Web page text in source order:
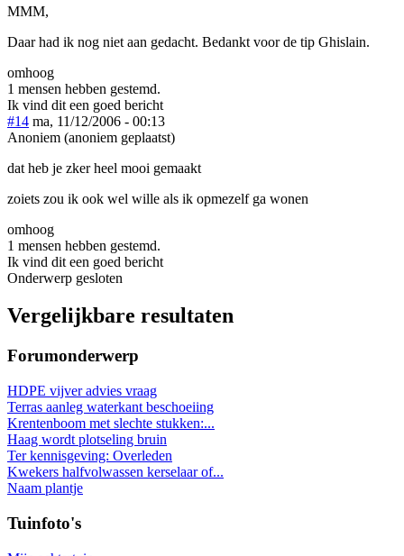
MMM,
Daar had ik nog niet aan gedacht. Bedankt voor de tip Ghislain.
omhoog
1 mensen hebben gestemd.
Ik vind dit een goed bericht
#14 ma, 11/12/2006 - 00:13
Anoniem (anoniem geplaatst)
dat heb je zker heel mooi gemaakt
zoiets zou ik ook wel wille als ik opmezelf ga wonen
omhoog
1 mensen hebben gestemd.
Ik vind dit een goed bericht
Onderwerp gesloten
Vergelijkbare resultaten
Forumonderwerp
HDPE vijver advies vraag
Terras aanleg waterkant beschoeiing
Krentenboom met slechte stukken:...
Haag wordt plotseling bruin
Ter kennisgeving: Overleden
Kwekers halfvolwassen kerselaar of...
Naam plantje
Tuinfoto's